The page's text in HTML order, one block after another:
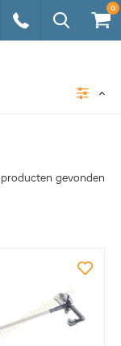
0
gevonden